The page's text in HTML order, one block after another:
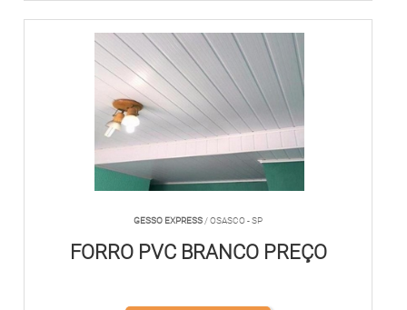
GESSO EXPRESS / OSASCO - SP
FORRO PVC BRANCO PREÇO